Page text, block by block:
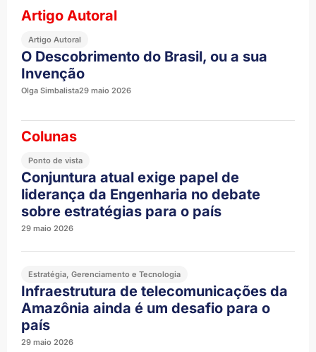
Artigo Autoral
Artigo Autoral
O Descobrimento do Brasil, ou a sua
Invenção
Olga Simbalista29 maio 2026
Colunas
Ponto de vista
Conjuntura atual exige papel de
liderança da Engenharia no debate
sobre estratégias para o país
29 maio 2026
Estratégia, Gerenciamento e Tecnologia
Infraestrutura de telecomunicações da
Amazônia ainda é um desafio para o
país
29 maio 2026